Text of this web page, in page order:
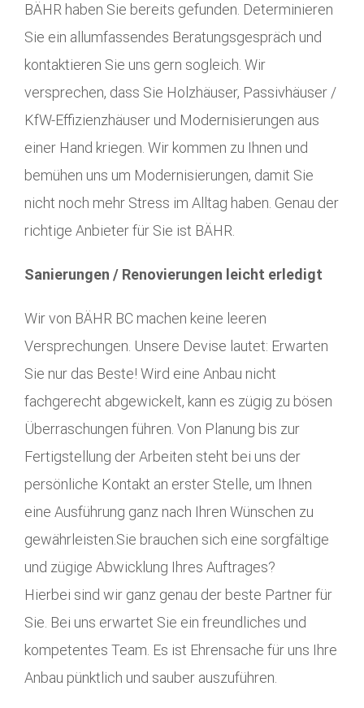
BÄHR haben Sie bereits gefunden. Determinieren
Sie ein allumfassendes Beratungsgespräch und
kontaktieren Sie uns gern sogleich. Wir
versprechen, dass Sie Holzhäuser, Passivhäuser /
KfW-Effizienzhäuser und Modernisierungen aus
einer Hand kriegen. Wir kommen zu Ihnen und
bemühen uns um Modernisierungen, damit Sie
nicht noch mehr Stress im Alltag haben. Genau der
richtige Anbieter für Sie ist BÄHR.
Sanierungen / Renovierungen leicht erledigt
Wir von BÄHR BC machen keine leeren
Versprechungen. Unsere Devise lautet: Erwarten
Sie nur das Beste! Wird eine Anbau nicht
fachgerecht abgewickelt, kann es zügig zu bösen
Überraschungen führen. Von Planung bis zur
Fertigstellung der Arbeiten steht bei uns der
persönliche Kontakt an erster Stelle, um Ihnen
eine Ausführung ganz nach Ihren Wünschen zu
gewährleisten.Sie brauchen sich eine sorgfältige
und zügige Abwicklung Ihres Auftrages?
Hierbei sind wir ganz genau der beste Partner für
Sie. Bei uns erwartet Sie ein freundliches und
kompetentes Team. Es ist Ehrensache für uns Ihre
Anbau pünktlich und sauber auszuführen.